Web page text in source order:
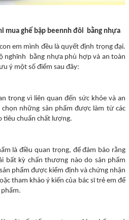
mua ghế bập beennh đôi bằng nhựa
em mình đều là quyết định trọng đại.
nghĩnh bằng nhựa phù hợp và an toàn
ý một số điểm sau đây:
trọng vì liên quan đến sức khỏe và an
những sản phẩm được làm từ các
tiêu chuẩn chất lượng.
là điều quan trọng, để đảm bảo rằng
bất kỳ chấn thương nào do sản phẩm
phẩm được kiểm định và chứng nhận
tham khảo ý kiến của bác sĩ trẻ em để
phẩm.